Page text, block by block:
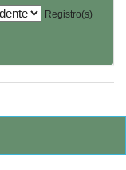
Registro(s)